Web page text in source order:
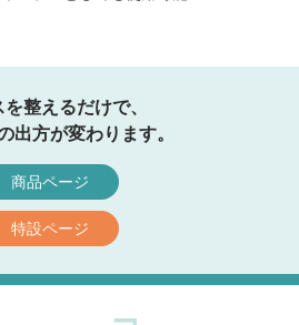
整えるだけで、
出方が変わります。
商品ページ
特設ページ